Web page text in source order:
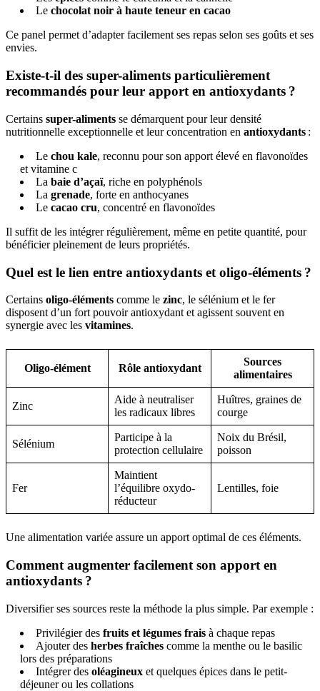
Le chocolat noir à haute teneur en cacao
Ce panel permet d’adapter facilement ses repas selon ses goûts et ses
envies.
Existe-t-il des super-aliments particulièrement
recommandés pour leur apport en antioxydants ?
Certains super-aliments se démarquent pour leur densité
nutritionnelle exceptionnelle et leur concentration en antioxydants :
Le chou kale, reconnu pour son apport élevé en flavonoïdes
et vitamine c
La baie d’açaï, riche en polyphénols
La grenade, forte en anthocyanes
Le cacao cru, concentré en flavonoïdes
Il suffit de les intégrer régulièrement, même en petite quantité, pour
bénéficier pleinement de leurs propriétés.
Quel est le lien entre antioxydants et oligo-éléments ?
Certains oligo-éléments comme le zinc, le sélénium et le fer
disposent d’un fort pouvoir antioxydant et agissent souvent en
synergie avec les vitamines.
Oligo-élément Rôle antioxydant
Sources
alimentaires
Zinc
Aide à neutraliser
les radicaux libres
Huîtres, graines de
courge
Sélénium
Participe à la
protection cellulaire
Noix du Brésil,
poisson
Fer
Maintient
l’équilibre oxydo-
réducteur
Lentilles, foie
Une alimentation variée assure un apport optimal de ces éléments.
Comment augmenter facilement son apport en
antioxydants ?
Diversifier ses sources reste la méthode la plus simple. Par exemple :
Privilégier des fruits et légumes frais à chaque repas
Ajouter des herbes fraîches comme la menthe ou le basilic
lors des préparations
Intégrer des oléagineux et quelques épices dans le petit-
déjeuner ou les collations